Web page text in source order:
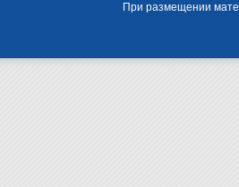
При размещении